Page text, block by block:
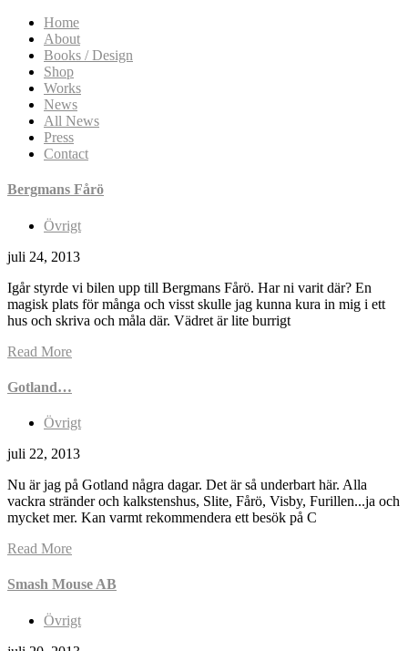
Home
About
Books / Design
Shop
Works
News
All News
Press
Contact
Bergmans Fårö
Övrigt
juli 24, 2013
Igår styrde vi bilen upp till Bergmans Fårö. Har ni varit där? En
magisk plats för många och visst skulle jag kunna kura in mig i ett
hus och skriva och måla där. Vädret är lite burrigt
Read More
Gotland…
Övrigt
juli 22, 2013
Nu är jag på Gotland några dagar. Det är så underbart här. Alla
vackra stränder och kalkstenshus, Slite, Fårö, Visby, Furillen...ja och
mycket mer. Kan varmt rekommendera ett besök på C
Read More
Smash Mouse AB
Övrigt